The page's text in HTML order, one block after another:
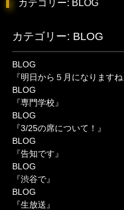
カテゴリー: BLOG
カテゴリー: BLOG
BLOG
『明日から５月になりますね
BLOG
『専門学校』
BLOG
『3/25の席について！』
BLOG
『告知です』
BLOG
『渋谷で』
BLOG
『生放送』